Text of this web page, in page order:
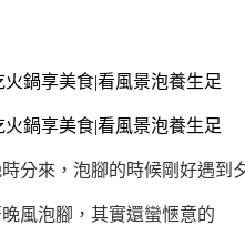
分來，泡腳的時候剛好遇到
風泡腳，其實還蠻愜意的